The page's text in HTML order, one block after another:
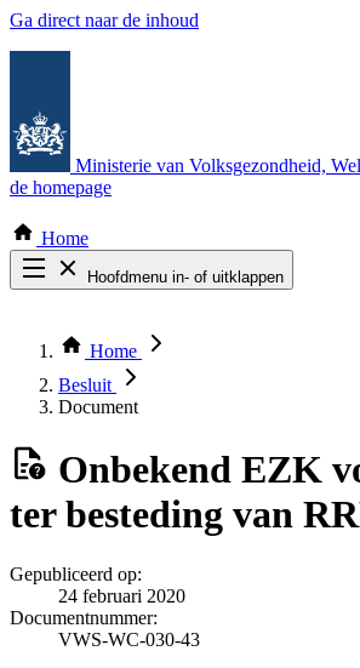
Ga direct naar de inhoud
Ministerie van Volksgezondheid,
de homepage
Home
Hoofdmenu in- of uitklappen
Thema COVID-19
Bekijk per bestuursorgaan
Home
Besluit
Document
Onbekend EZK
ter besteding van
Gepubliceerd op:
24 februari 2020
Documentnummer:
VWS-WC-030-43